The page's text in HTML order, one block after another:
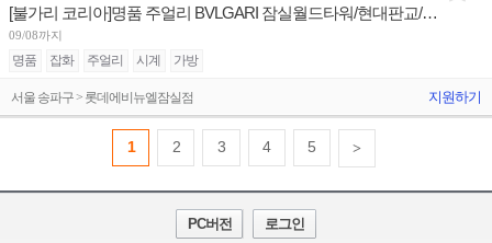
[불가리 코리아]명품 주얼리 BVLGARI 잠실월드타워/현대판교/신세계센텀 부점장 채용
09/08까지
명품 잡화 주얼리 시계 가방
서울 송파구 > 롯데에비뉴엘잠실점 지원하기
1 2 3 4 5 >
PC버전 로그인